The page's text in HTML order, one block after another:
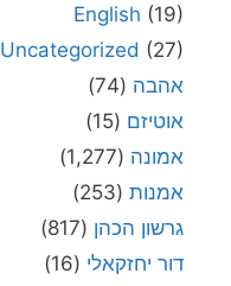
English (19)
Uncategorized (27)
אהבה (74)
אוטיזם (15)
אמונה (1,277)
אמנות (253)
גרשון הכהן (817)
דור יחזקאלי (16)